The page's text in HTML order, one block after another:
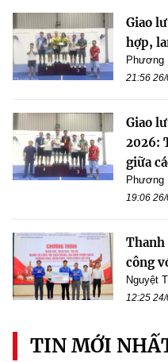
Giao
hợp,
Phương
21:56
Giao
2026:
giữa
Phương
19:06
Thanh
công
Nguyệt
12:25
TIN MỚI